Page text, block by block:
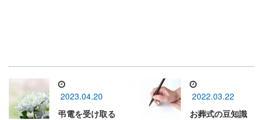
2023.04.20
弔電を受け取る
2022.03.22
お葬式の豆知識